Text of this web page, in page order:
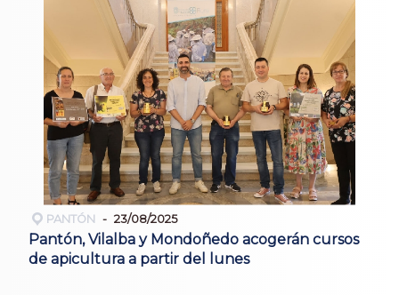
PANTÓN 23/08/2025
Pantón, Vilalba y Mondoñedo acogerán cursos
de apicultura a partir del lunes